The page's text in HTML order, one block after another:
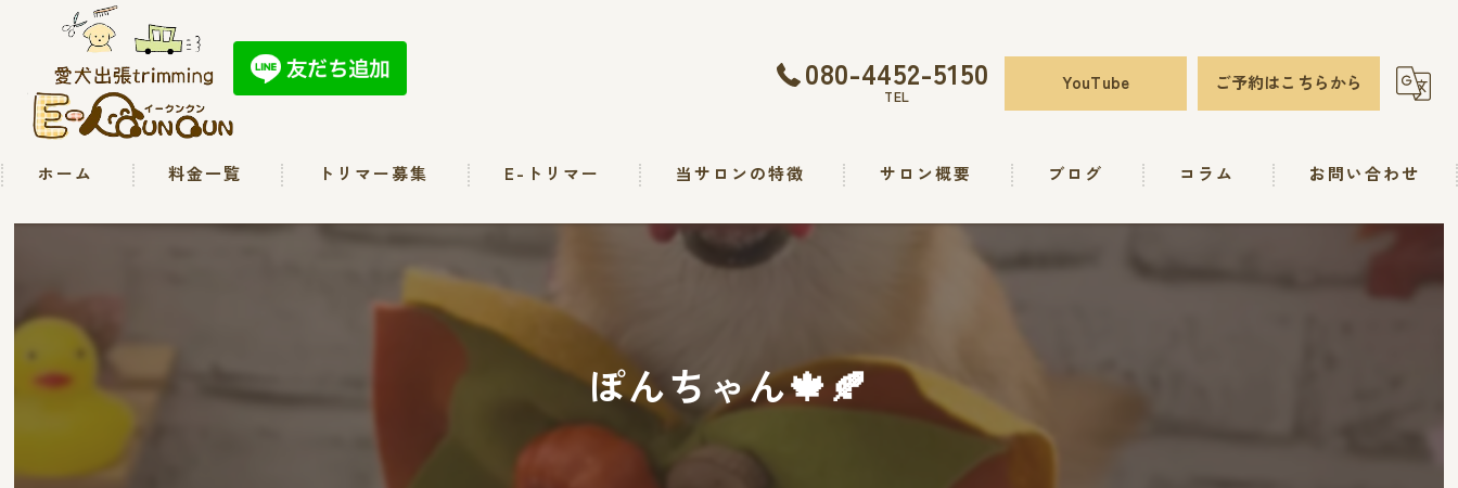
080-4452-5150
TEL
YouTube ご予約はこちらから
ホーム 料金一覧 トリマー募集 E-トリマー 当サロンの特徴
トリミング
出張
サロン概要 ブログ コラム お問い合わせ
ぽんちゃん🍁🍂